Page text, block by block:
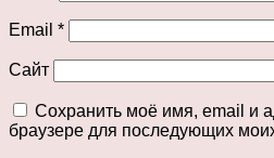
Email *
Сайт
Сохранить моё имя, email и
браузере для последующих